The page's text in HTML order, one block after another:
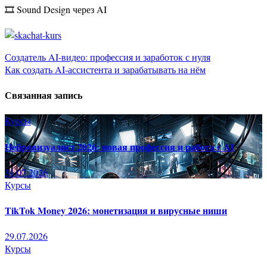
🎞 Sound Design через AI
Навигация
по
записям
Создатель AI-видео: профессия и заработок с нуля
Как создать AI-ассистента и зарабатывать на нём
Связанная запись
Курсы
Нейровизуалист 2026: новая профессия и работа с AI
31.07.2026
Курсы
TikTok Money 2026: монетизация и вирусные ниши
29.07.2026
Курсы